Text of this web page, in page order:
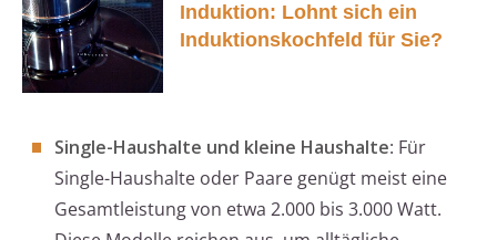
Induktion: Lohnt sich ein
Induktionskochfeld für Sie?
Single-Haushalte und kleine Haushalte: Für
Single-Haushalte oder Paare genügt meist eine
Gesamtleistung von etwa 2.000 bis 3.000 Watt.